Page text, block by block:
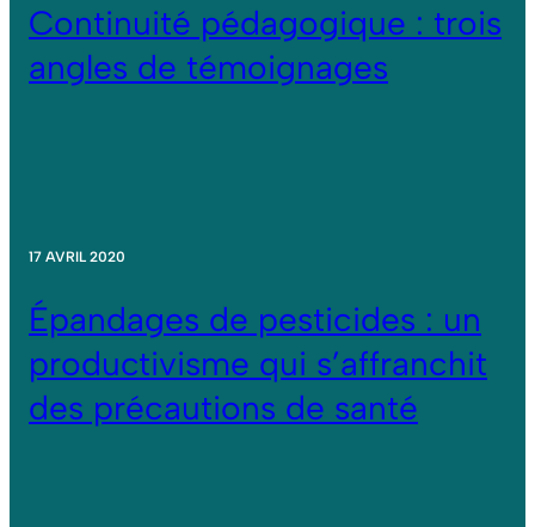
Continuité pédagogique : trois
angles de témoignages
17 AVRIL 2020
Épandages de pesticides : un
productivisme qui s’affranchit
des précautions de santé